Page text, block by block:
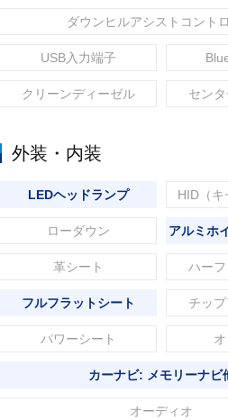
ダウンヒルアシストコント
USB入力端子
クリーンディーゼル セン
外装・内装
LEDヘッドランプ HID（キ
ローダウン アルミホ
革シート ハー
フルフラットシート チッ
パワーシート
カーナビ: メモリーナビ
オーディオ